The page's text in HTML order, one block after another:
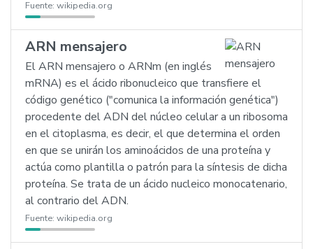
Fuente: wikipedia.org
ARN mensajero
El ARN mensajero o ARNm (en inglés
mRNA) es el ácido ribonucleico que transfiere el
código genético ("comunica la información genética")
procedente del ADN del núcleo celular a un ribosoma
en el citoplasma, es decir, el que determina el orden
en que se unirán los aminoácidos de una proteína y
actúa como plantilla o patrón para la síntesis de dicha
proteína. Se trata de un ácido nucleico monocatenario,
al contrario del ADN.
Fuente: wikipedia.org